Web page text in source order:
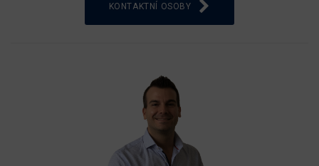
KONTAKTNÍ OSOBY